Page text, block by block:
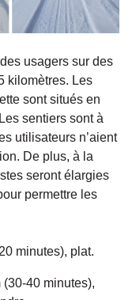
usagers sur des
kilomètres. Les
sont situés en
sentiers sont à
utilisateurs n’aient
De plus, à la
seront élargies
permettre les
minutes), plat.
40 minutes),